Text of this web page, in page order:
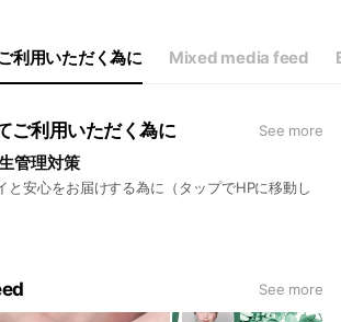
ステ最終受付は18:00です。
利用いただく為に Mixed media feed
ご利用いただく為に See more
管理対策
と安心をお届けする為に（タップでHPに移動し
See more